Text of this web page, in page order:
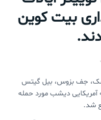
بیت کوین
جف بزوس، بیل گیتس
آمریکایی دیشب مورد حمله
شد.